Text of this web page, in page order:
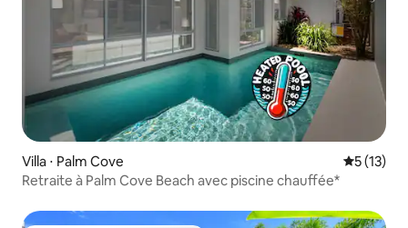
Villa ⋅ Palm Cove
5 (13)
Retraite à Palm Cove Beach avec piscine chauffée*